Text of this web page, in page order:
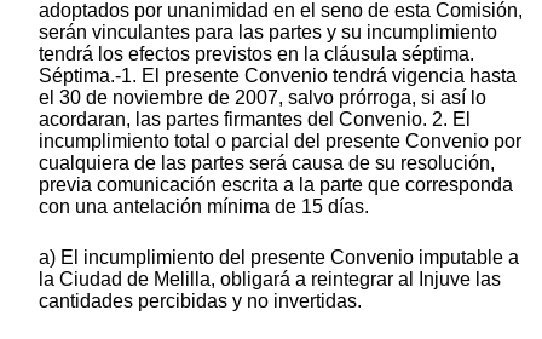
adoptados por unanimidad en el seno de esta Comisión,
serán vinculantes para las partes y su incumplimiento
tendrá los efectos previstos en la cláusula séptima.
Séptima.-1. El presente Convenio tendrá vigencia hasta
el 30 de noviembre de 2007, salvo prórroga, si así lo
acordaran, las partes firmantes del Convenio. 2. El
incumplimiento total o parcial del presente Convenio por
cualquiera de las partes será causa de su resolución,
previa comunicación escrita a la parte que corresponda
con una antelación mínima de 15 días.
a) El incumplimiento del presente Convenio imputable a
la Ciudad de Melilla, obligará a reintegrar al Injuve las
cantidades percibidas y no invertidas.